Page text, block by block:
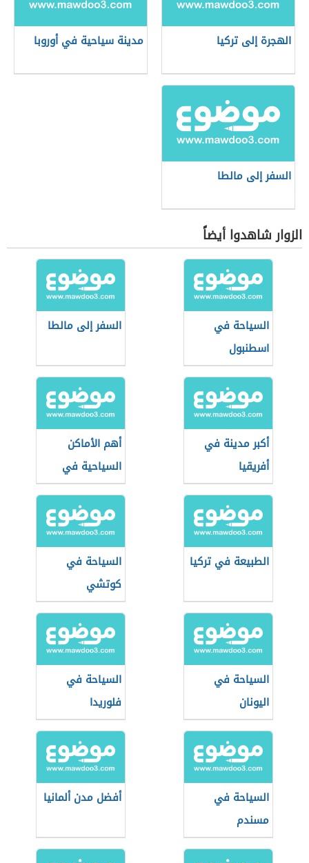
الهجرة إلى تركيا مدينة سياحية في أوروبا
السفر إلى مالطا
الزوار شاهدوا أيضاً
السياحة في
اسطنبول
السفر إلى مالطا
أكبر مدينة في
أفريقيا
أهم الأماكن
السياحية في
لندن
الطبيعة في تركيا
السياحة في
كوتشي
السياحة في
اليونان
السياحة في
فلوريدا
السياحة في
مسندم
أفضل مدن ألمانيا